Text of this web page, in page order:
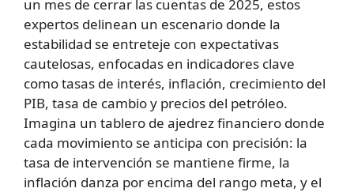
un mes de cerrar las cuentas de 2025, estos
expertos delinean un escenario donde la
estabilidad se entreteje con expectativas
cautelosas, enfocadas en indicadores clave
como tasas de interés, inflación, crecimiento del
PIB, tasa de cambio y precios del petróleo.
Imagina un tablero de ajedrez financiero donde
cada movimiento se anticipa con precisión: la
tasa de intervención se mantiene firme, la
inflación danza por encima del rango meta, y el